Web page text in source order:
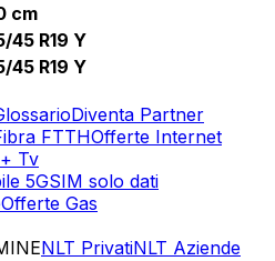
cm
45 R19 Y
45 R19 Y
Diventa Partner
FTTHOfferte Internet
Tv
5GSIM solo dati
Offerte Gas
NLT PrivatiNLT Aziende